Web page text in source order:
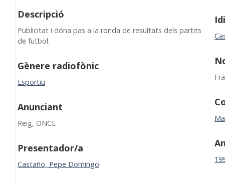
Descripció
Publicitat i dóna pas a la ronda de resultats dels partits
de futbol.
Gènere radiofònic
Esportiu
Anunciant
Reig, ONCE
Presentador/a
Castaño, Pepe Domingo